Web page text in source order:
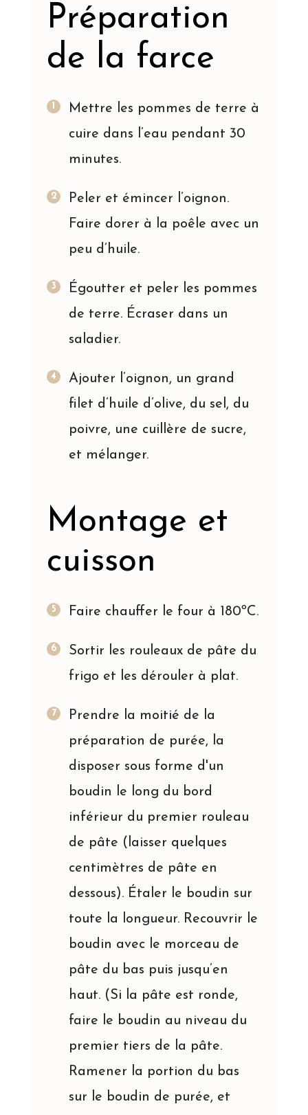
Préparation
de la farce
Mettre les pommes de terre à
cuire dans l’eau pendant 30
minutes.
Peler et émincer l’oignon.
Faire dorer à la poêle avec un
peu d’huile.
Égoutter et peler les pommes
de terre. Écraser dans un
saladier.
Ajouter l’oignon, un grand
filet d’huile d’olive, du sel, du
poivre, une cuillère de sucre,
et mélanger.
Montage et
cuisson
Faire chauffer le four à 180ºC.
Sortir les rouleaux de pâte du
frigo et les dérouler à plat.
Prendre la moitié de la
préparation de purée, la
disposer sous forme d'un
boudin le long du bord
inférieur du premier rouleau
de pâte (laisser quelques
centimètres de pâte en
dessous). Étaler le boudin sur
toute la longueur. Recouvrir le
boudin avec le morceau de
pâte du bas puis jusqu’en
haut. (Si la pâte est ronde,
faire le boudin au niveau du
premier tiers de la pâte.
Ramener la portion du bas
sur le boudin de purée, et